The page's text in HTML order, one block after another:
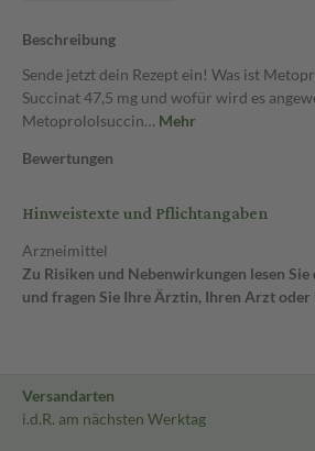
Beschreibung
Sende jetzt dein Rezept ein! Was ist
Succinat 47,5 mg und wofür wird es
Metoprololsuccin… Mehr
Bewertungen
Hinweistexte und Pflichtangaben
Arzneimittel
Zu Risiken und Nebenwirkungen lesen Sie
und fragen Sie Ihre Ärztin, Ihren Arzt
Versandarten
i.d.R. am nächsten Werktag